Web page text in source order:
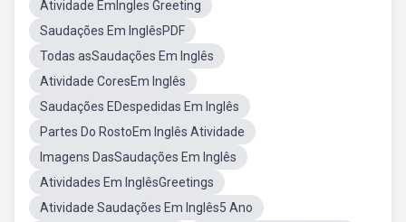
Atividade EmIngles Greeting
Saudações Em InglêsPDF
Todas asSaudações Em Inglês
Atividade CoresEm Inglês
Saudações EDespedidas Em Inglês
Partes Do RostoEm Inglês Atividade
Imagens DasSaudações Em Inglês
Atividades Em InglêsGreetings
Atividade Saudações Em Inglês5 Ano